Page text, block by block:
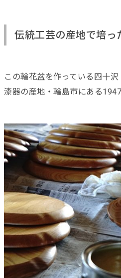
伝統工芸の産地で培っ
この輪花盆を作っている四十沢
漆器の産地・輪島市にある